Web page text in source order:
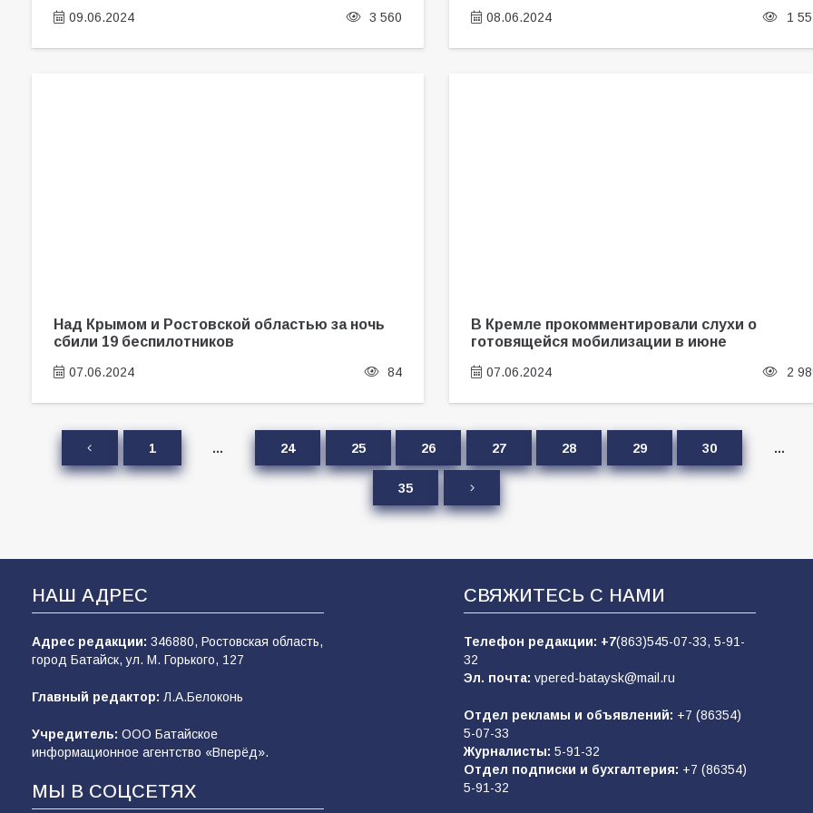
09.06.2024 3 560 08.06.2024 1
Над Крымом и Ростовской областью за ночь
сбили 19 беспилотников
07.06.2024 84
В Кремле прокомментировали слухи о
готовящейся мобилизации в июне
07.06.2024 2
1 … 24 25 26 27 28 29 30 …
35
НАШ АДРЕС
Адрес редакции: 346880, Ростовская область,
город Батайск, ул. М. Горького, 127
Главный редактор: Л.А.Белоконь
Учредитель: ООО Батайское
информационное агентство «Вперёд».
МЫ В СОЦСЕТЯХ
СВЯЖИТЕСЬ С НАМИ
Телефон редакции: +7(863)545-07-33, 5-91-
32
Эл. почта: vpered-bataysk@mail.ru
Отдел рекламы и объявлений: +7 (86354)
5-07-33
Журналисты: 5-91-32
Отдел подписки и бухгалтерия: +7 (86354)
5-91-32